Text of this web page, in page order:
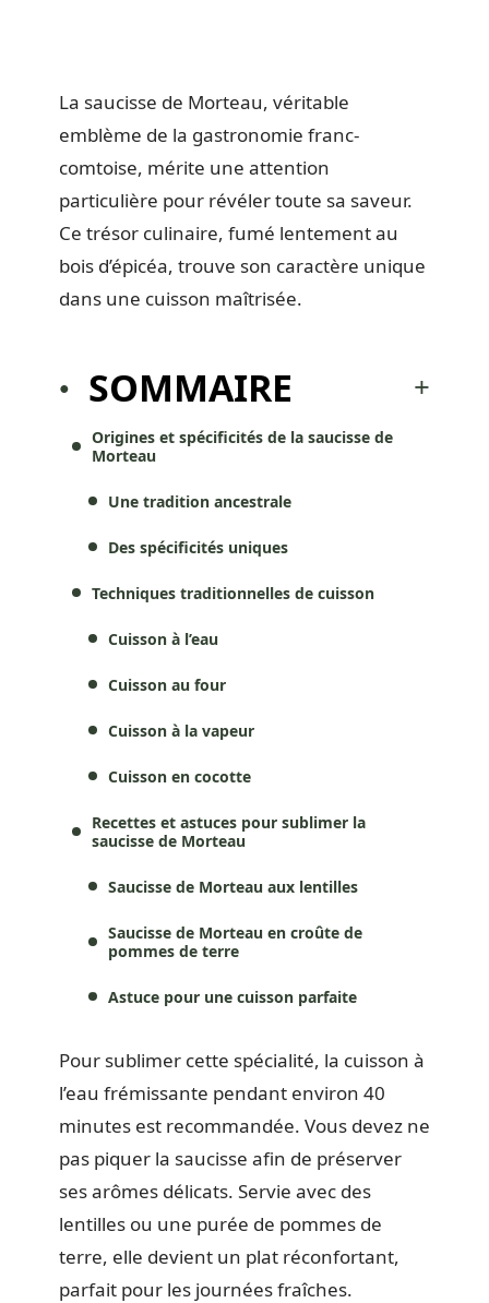
La saucisse de Morteau, véritable
emblème de la gastronomie franc-
comtoise, mérite une attention
particulière pour révéler toute sa saveur.
Ce trésor culinaire, fumé lentement au
bois d’épicéa, trouve son caractère unique
dans une cuisson maîtrisée.
SOMMAIRE
Origines et spécificités de la saucisse de
Morteau
Une tradition ancestrale
Des spécificités uniques
Techniques traditionnelles de cuisson
Cuisson à l’eau
Cuisson au four
Cuisson à la vapeur
Cuisson en cocotte
Recettes et astuces pour sublimer la
saucisse de Morteau
Saucisse de Morteau aux lentilles
Saucisse de Morteau en croûte de
pommes de terre
Astuce pour une cuisson parfaite
Pour sublimer cette spécialité, la cuisson à
l’eau frémissante pendant environ 40
minutes est recommandée. Vous devez ne
pas piquer la saucisse afin de préserver
ses arômes délicats. Servie avec des
lentilles ou une purée de pommes de
terre, elle devient un plat réconfortant,
parfait pour les journées fraîches.